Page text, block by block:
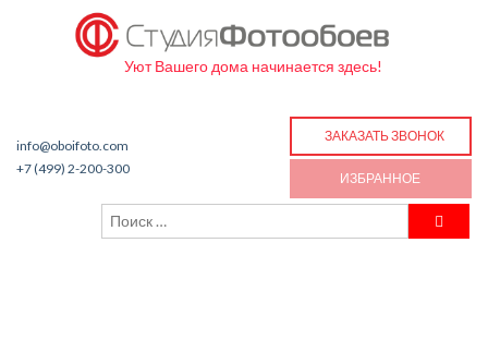
Уют Вашего дома начинается здесь!
info@oboifoto.com
+7 (499) 2-200-300
ЗАКАЗАТЬ ЗВОНОК
ИЗБРАННОЕ